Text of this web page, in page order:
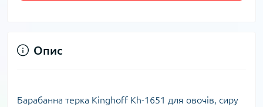
Опис
Барабанна терка Kinghoff Kh-1651 для овочів, сиру